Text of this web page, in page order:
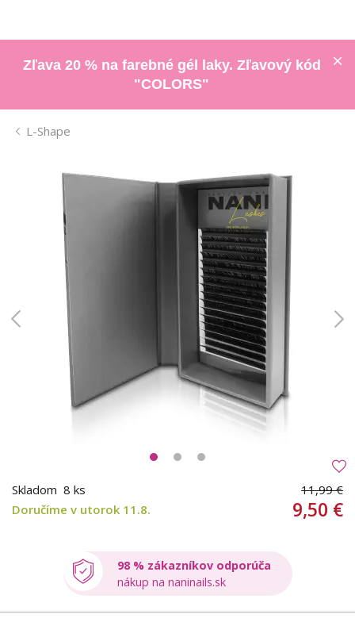
Zľava 20 % na farebné gél laky. Zľavový kód
"COLORS"
L-Shape
Skladom 8 ks
Doručíme v utorok 11.8.
11,99 €
9,50 €
98 % zákazníkov odporúča
nákup na naninails.sk